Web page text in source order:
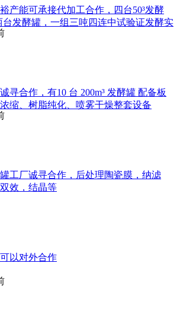
产能可承接代加工合作，四台50³发酵
台发酵罐，一组三吨四连中试验证发酵实
寻合作，有10 台 200m³ 发酵罐 配备板
缩、树脂纯化、喷雾干燥整套设备
工厂诚寻合作，后处理陶瓷膜，纳滤
效，结晶等
以对外合作